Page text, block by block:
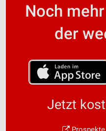
Noch
der
Jetzt